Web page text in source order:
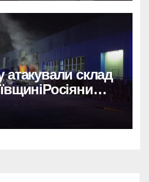
атакували склад
склад Rozetka
триває оцінка